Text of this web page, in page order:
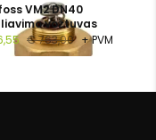
VM2 DN40
vožtuvas
€ 763,00 + PVM